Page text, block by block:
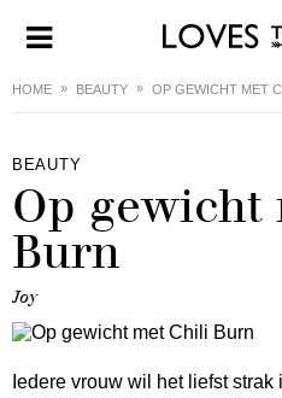
HOME BEAUTY OP GEWICHT MET
BEAUTY
Op
Burn
Joy
Iedere vrouw wil het liefst strak